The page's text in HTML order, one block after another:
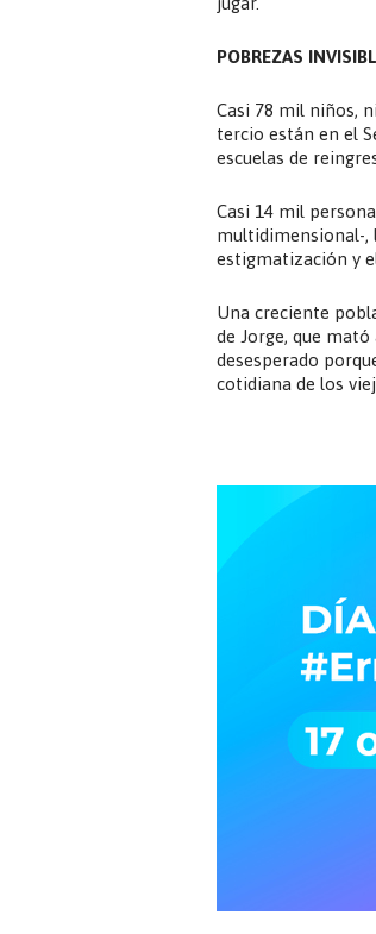
POBREZAS
Casi 78 mil niños,
tercio están en el
escuelas de
Casi 14 mil
multidimensional-,
estigmatización y
Una creciente
de Jorge, que
desesperado
cotidiana de los